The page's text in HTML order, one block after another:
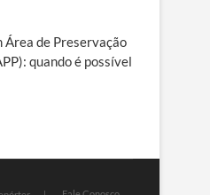
Área de Preservação
quando é possível